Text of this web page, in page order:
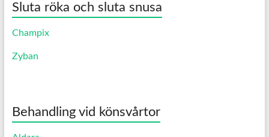
Sluta röka och sluta snusa
Champix
Zyban
Behandling vid könsvårtor